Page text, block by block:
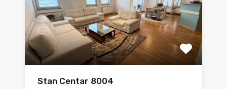
Stan Centar 8004